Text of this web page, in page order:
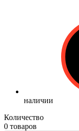
наличии
Количество
0 товаров